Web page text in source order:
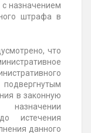
назначением
штрафа в
что
в законную
истечения
данного